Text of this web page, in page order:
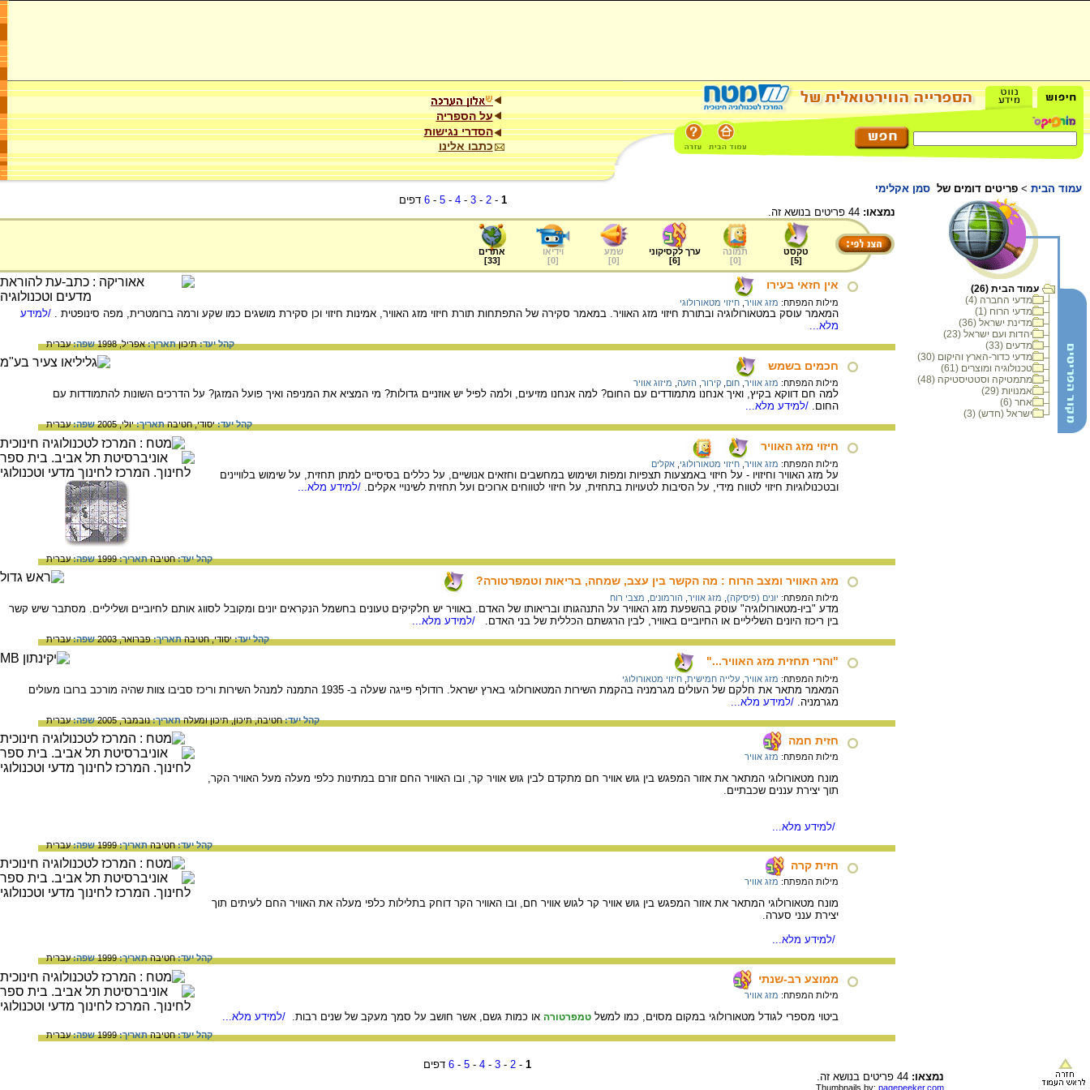
על הספריה
הסדרי נגישות
כתבו אלינו
עמוד הבית > פריטים דומים של סמן אקלימי
עמוד הבית (26)
מדעי החברה (4)
מדעי הרוח (1)
מדינת ישראל (36)
יהדות ועם ישראל (23)
מדעים (33)
מדעי כדור-הארץ והיקום (30)
טכנולוגיה ומוצרים (61)
מתמטיקה וסטטיסטיקה (48)
אמנויות (29)
אחר (6)
ישראל (חדש) (3)
1
-
2
-
3
-
4
-
5
-
6 דפים
נמצאו:
טקסט
[
5
]
תמונה
[
0
]
ערך לקסיקוני
[
6
]
שמע
[
0
]
וידיאו
[
0
]
אתרים
[
33
]
אין חזאי בעירו
מילות המפתח: מזג אוויר חיזוי מטאורולוגי
המאמר עוסק במטאורולוגיה ובתורת חיזוי מזג האוויר. במאמר סקירה של התפתחות תורת חיזוי מזג האוויר, אמינות חיזוי וכן סקירת מושגים כמו שקע ורמה ברומטרית, מפה סינופטית . /למידע
מלא...
קהל יעד:תיכוןתאריך:אפריל, 1998 שפה:עברית
חכמים בשמש
מילות המפתח: מזג אוויר חום קירור הזעה מיזוג אוויר
למה חם דווקא בקיץ, ואיך אנחנו מתמודדים עם החום? למה אנחנו מזיעים, ולמה לפיל יש אוזניים גדולות? מי המציא את המניפה ואיך פועל המזגן? על הדרכים השונות להתמודדות עם
החום. /למידע מלא...
קהל יעד:יסודי,חטיבהתאריך:יולי, 2005 שפה:עברית
חיזוי מזג האוויר
מילות המפתח: מזג אוויר חיזוי מטאורולוגי אקלים
על מזג האוויר וחיזויו - על חיזוי באמצעות תצפיות ומפות ושימוש במחשבים וחזאים אנושיים, על כללים בסיסיים למתן תחזית, על שימוש בלוויינים
ובטכנולוגיות חיזוי לטווח מידי, על הסיבות לטעויות בתחזית, על חיזוי לטווחים ארוכים ועל תחזית לשינויי אקלים. /למידע מלא...
קהל יעד:חטיבהתאריך:1999 שפה:עברית
מזג האוויר ומצב הרוח : מה הקשר בין עצב, שמחה, בריאות וטמפרטורה?
מילות המפתח: יונים (פיסיקה) מזג אוויר הורמונים מצבי רוח
מדע "ביו-מטאורולוגיה" עוסק בהשפעת מזג האוויר על התנהגותו ובריאותו של האדם. באוויר יש חלקיקים טעונים בחשמל הנקראים יונים ומקובל לסווג אותם לחיוביים ושליליים. מסתבר שיש קשר
בין ריכוז היונים השליליים או החיוביים באוויר, לבין הרגשתם הכללית של בני האדם.
/למידע מלא...
קהל יעד:יסודי,חטיבהתאריך:פברואר, 2003 שפה:עברית
"והרי תחזית מזג האוויר..."
מילות המפתח: מזג אוויר עלייה חמישית חיזוי מטאורולוגי
המאמר מתאר את חלקם של העולים מגרמניה בהקמת השירות המטאורולוגי בארץ ישראל. רודולף פייגה שעלה ב- 1935 התמנה למנהל השירות וריכז סביבו צוות שהיה מורכב ברובו מעולים
מגרמניה. /למידע מלא...
קהל יעד:חטיבה,תיכון,תיכון ומעלהתאריך:נובמבר, 2005 שפה:עברית
חזית חמה
מילות המפתח: מזג אוויר
מונח מטאורולוגי המתאר את אזור המפגש בין גוש אוויר חם מתקדם לבין גוש אוויר קר, ובו האוויר החם זורם במתינות כלפי מעלה מעל האוויר הקר,
תוך יצירת עננים שכבתיים.
/למידע מלא...
קהל יעד:חטיבהתאריך:1999 שפה:עברית
חזית קרה
מילות המפתח: מזג אוויר
מונח מטאורולוגי המתאר את אזור המפגש בין גוש אוויר קר לגוש אוויר חם, ובו האוויר הקר דוחק בתלילות כלפי מעלה את האוויר החם לעיתים תוך
יצירת ענני סערה.
/למידע מלא...
קהל יעד:חטיבהתאריך:1999 שפה:עברית
ממוצע רב-שנתי
מילות המפתח: מזג אוויר
ביטוי מספרי לגודל מטאורולוגי במקום מסוים, כמו למשל טמפרטורה או כמות גשם, אשר חושב על סמך מעקב של שנים רבות. /למידע מלא...
קהל יעד:חטיבהתאריך:1999 שפה:עברית
1
-
2
-
3
-
4
-
5
-
6 דפים
נמצאו:
Thumbnails by: pagepeeker.com